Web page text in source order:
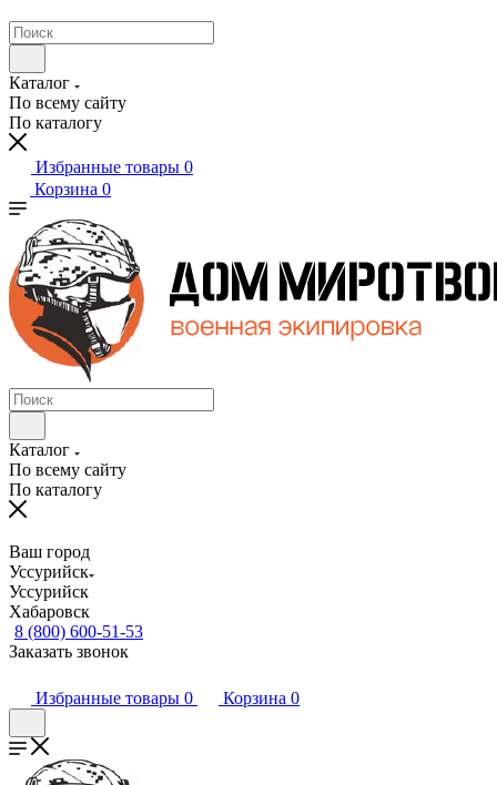
Каталог
По всему сайту
По каталогу
Избранные товары 0
Корзина 0
Каталог
По всему сайту
По каталогу
Ваш город
Уссурийск
Уссурийск
Хабаровск
8 (800) 600-51-53
Заказать звонок
Избранные товары 0 Корзина 0